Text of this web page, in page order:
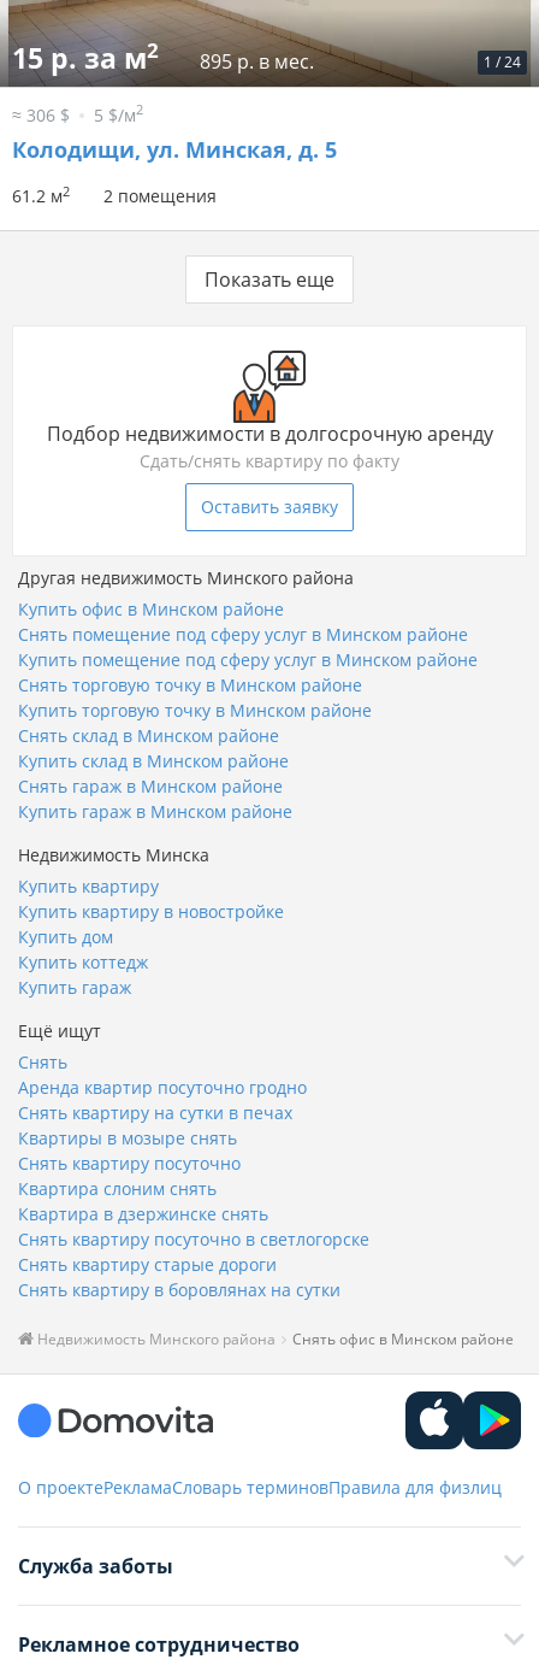
1 /24
15 р. за м2 895 р. в мес.
≈ 306 $ 5 $/м2
Колодищи, ул. Минская, д. 5
61.2 м2 2 помещения
Показать еще
Подбор недвижимости в долгосрочную аренду
Сдать/снять квартиру по факту
Оставить заявку
Другая недвижимость Минского района
Купить офис в Минском районе
Снять помещение под сферу услуг в Минском районе
Купить помещение под сферу услуг в Минском районе
Снять торговую точку в Минском районе
Купить торговую точку в Минском районе
Снять склад в Минском районе
Купить склад в Минском районе
Снять гараж в Минском районе
Купить гараж в Минском районе
Недвижимость Минска
Купить квартиру
Купить квартиру в новостройке
Купить дом
Купить коттедж
Купить гараж
Ещё ищут
Снять
Аренда квартир посуточно гродно
Снять квартиру на сутки в печах
Квартиры в мозыре снять
Снять квартиру посуточно
Квартира слоним снять
Квартира в дзержинске снять
Снять квартиру посуточно в светлогорске
Снять квартиру старые дороги
Снять квартиру в боровлянах на сутки
Недвижимость Минского района Снять офис в Минском районе
О проектеРекламаСловарь терминовПравила для физлиц
Служба заботы
+375 29 376-13-70
+375 33 376-13-70
Рекламное сотрудничество